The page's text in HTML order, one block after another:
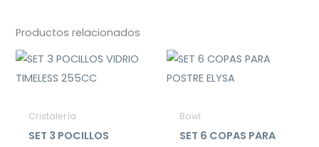
Productos relacionados
Cristalería
SET 3 POCILLOS
Bowl
SET 6 COPAS PARA